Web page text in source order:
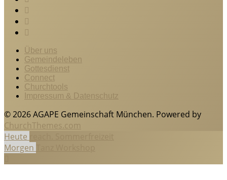
Über uns
Gemeindeleben
Gottesdienst
Connect
Churchtools
Impressum & Datenschutz
© 2026 AGAPE Gemeinschaft München. Powered by
ChurchThemes.com
Heute
Morgen